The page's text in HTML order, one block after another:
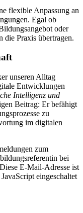
flexible Anpassung an
Egal ob
oder
die Praxis übertragen.
unseren Alltag
Entwicklungen
Intelligenz und
Beitrag: Er befähigt
zu
im digitalen
zum
bei
Diese E-Mail-Adresse ist
eingeschaltet